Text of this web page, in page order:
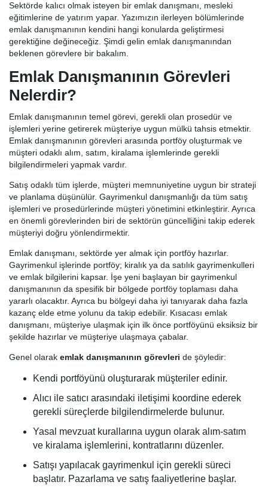
Sektörde kalıcı olmak isteyen bir emlak danışmanı, mesleki
eğitimlerine de yatırım yapar. Yazımızın ilerleyen bölümlerinde
emlak danışmanının kendini hangi konularda geliştirmesi
gerektiğine değineceğiz. Şimdi gelin emlak danışmanından
beklenen görevlere bir bakalım.
Emlak Danışmanının Görevleri
Nelerdir?
Emlak danışmanının temel görevi, gerekli olan prosedür ve
işlemleri yerine getirerek müşteriye uygun mülkü tahsis etmektir.
Emlak danışmanının görevleri arasında portföy oluşturmak ve
müşteri odaklı alım, satım, kiralama işlemlerinde gerekli
bilgilendirmeleri yapmak vardır.
Satış odaklı tüm işlerde, müşteri memnuniyetine uygun bir strateji
ve planlama düşünülür. Gayrimenkul danışmanlığı da tüm satış
işlemleri ve prosedürlerinde müşteri yönetimini etkinleştirir. Ayrıca
en önemli görevlerinden biri de sektörün güncelliğini takip ederek
müşteriyi doğru yönlendirmektir.
Emlak danışmanı, sektörde yer almak için portföy hazırlar.
Gayrimenkul işlerinde portföy; kiralık ya da satılık gayrimenkulleri
ve emlak bilgilerini kapsar. İşe yeni başlayan bir gayrimenkul
danışmanının da spesifik bir bölgede portföy toplaması daha
yararlı olacaktır. Ayrıca bu bölgeyi daha iyi tanıyarak daha fazla
kazanç elde etme yolunu da takip edebilir. Kısacası emlak
danışmanı, müşteriye ulaşmak için ilk önce portföyünü eksiksiz bir
şekilde hazırlar ve müşteriye ulaşmaya çabalar.
Genel olarak emlak danışmanının görevleri de şöyledir:
Kendi portföyünü oluşturarak müşteriler edinir.
Alıcı ile satıcı arasındaki iletişimi koordine ederek
gerekli süreçlerde bilgilendirmelerde bulunur.
Yasal mevzuat kurallarına uygun olarak alım-satım
ve kiralama işlemlerini, kontratlarını düzenler.
Satışı yapılacak gayrimenkul için gerekli süreci
başlatır. Pazarlama ve satış faaliyetlerine başlar.